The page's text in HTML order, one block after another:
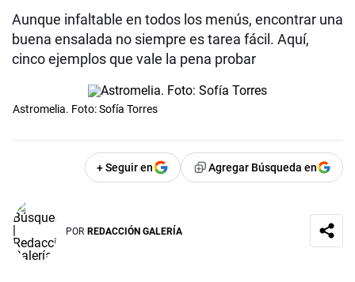
Aunque infaltable en todos los menús, encontrar una
buena ensalada no siempre es tarea fácil. Aquí,
cinco ejemplos que vale la pena probar
Astromelia. Foto: Sofía Torres
+ Seguir en Agregar Búsqueda en
POR REDACCIÓN GALERÍA